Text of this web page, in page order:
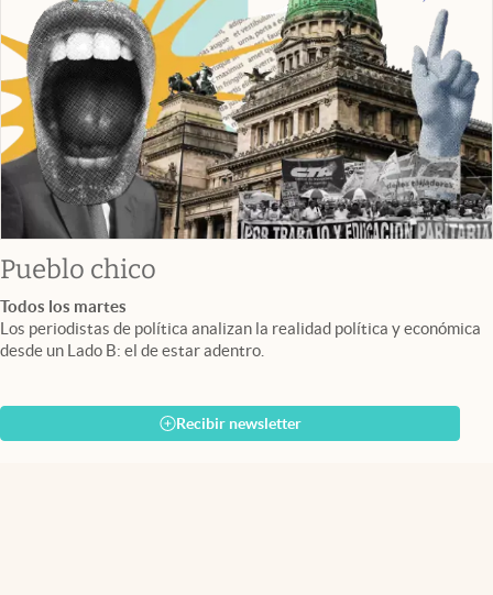
Pueblo chico
Todos los martes
Los periodistas de política analizan la realidad política y económica
desde un Lado B: el de estar adentro.
Recibir newsletter